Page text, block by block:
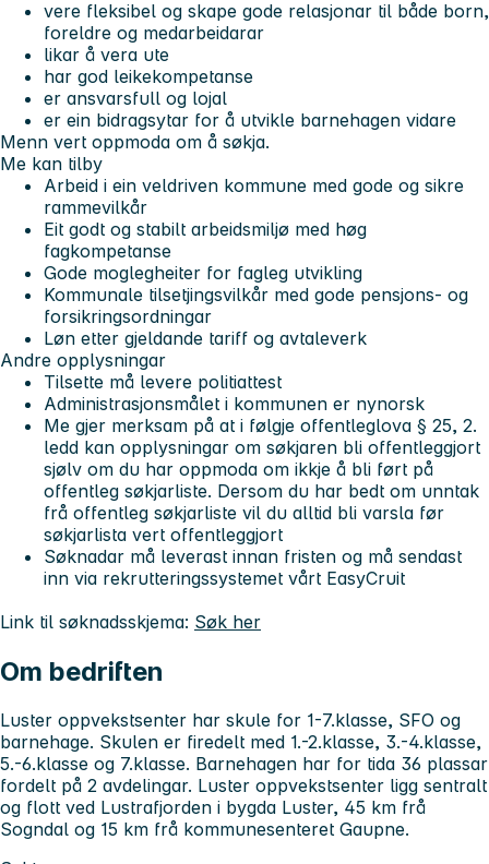
vere fleksibel og skape gode relasjonar til både born,
foreldre og medarbeidarar
likar å vera ute
har god leikekompetanse
er ansvarsfull og lojal
er ein bidragsytar for å utvikle barnehagen vidare
Menn vert oppmoda om å søkja.
Me kan tilby
Arbeid i ein veldriven kommune med gode og sikre
rammevilkår
Eit godt og stabilt arbeidsmiljø med høg
fagkompetanse
Gode moglegheiter for fagleg utvikling
Kommunale tilsetjingsvilkår med gode pensjons- og
forsikringsordningar
Løn etter gjeldande tariff og avtaleverk
Andre opplysningar
Tilsette må levere politiattest
Administrasjonsmålet i kommunen er nynorsk
Me gjer merksam på at i følgje offentleglova § 25, 2.
ledd kan opplysningar om søkjaren bli offentleggjort
sjølv om du har oppmoda om ikkje å bli ført på
offentleg søkjarliste. Dersom du har bedt om unntak
frå offentleg søkjarliste vil du alltid bli varsla før
søkjarlista vert offentleggjort
Søknadar må leverast innan fristen og må sendast
inn via rekrutteringssystemet vårt EasyCruit
Link til søknadsskjema: Søk her
Om bedriften
Luster oppvekstsenter har skule for 1-7.klasse, SFO og
barnehage. Skulen er firedelt med 1.-2.klasse, 3.-4.klasse,
5.-6.klasse og 7.klasse. Barnehagen har for tida 36 plassar
fordelt på 2 avdelingar. Luster oppvekstsenter ligg sentralt
og flott ved Lustrafjorden i bygda Luster, 45 km frå
Sogndal og 15 km frå kommunesenteret Gaupne.